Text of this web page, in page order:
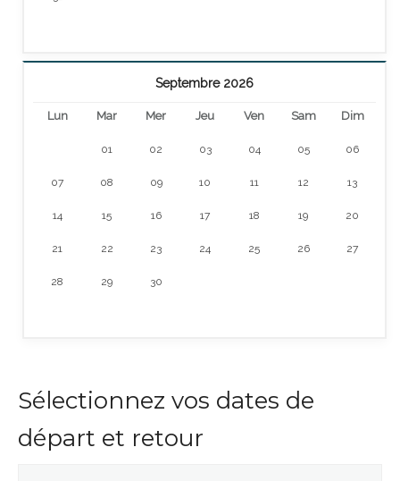
Septembre 2026
Lun Mar Mer Jeu Ven Sam Dim
01 02 03 04 05 06
07 08 09 10 11 12 13
14 15 16 17 18 19 20
21 22 23 24 25 26 27
28 29 30
Sélectionnez vos dates de
départ et retour